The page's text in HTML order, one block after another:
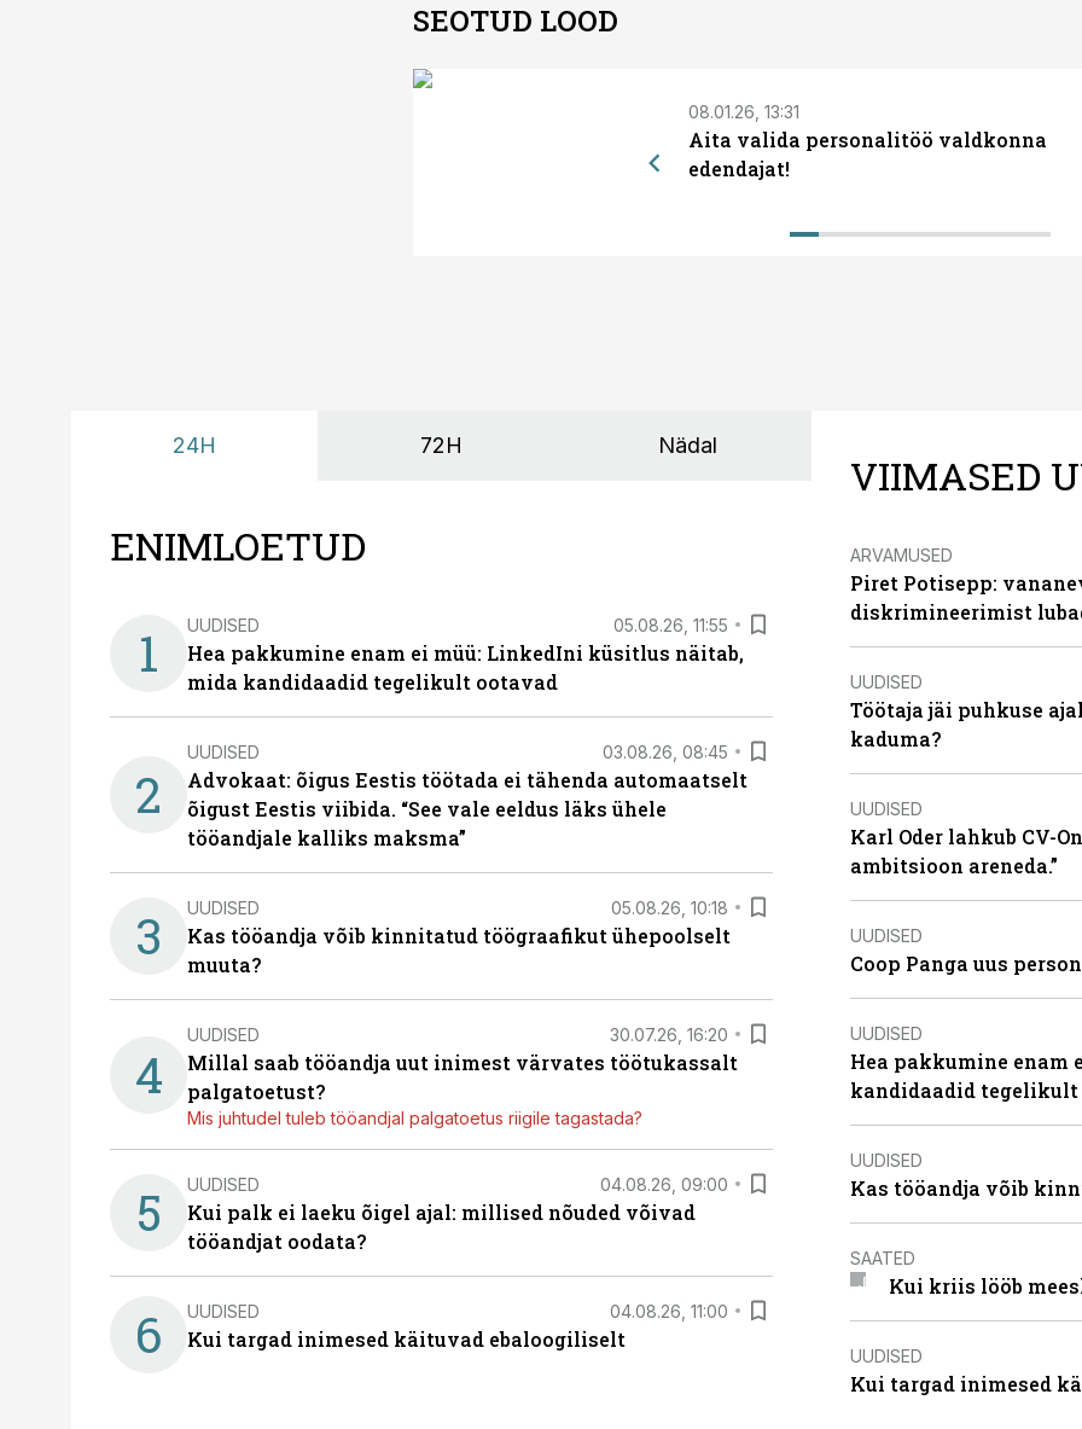
SEOTUD LOOD
08.01.26, 13:31
Aita valida personalitöö valdkonna
edendajat!
24H 72H Nädal
ENIMLOETUD
1 UUDISED 05.08.26, 11:55
Hea pakkumine enam ei müü: LinkedIni küsitlus näitab,
mida kandidaadid tegelikult ootavad
2
UUDISED 03.08.26, 08:45
Advokaat: õigus Eestis töötada ei tähenda automaatselt
õigust Eestis viibida. “See vale eeldus läks ühele
tööandjale kalliks maksma”
3 UUDISED 05.08.26, 10:18
Kas tööandja võib kinnitatud töögraafikut ühepoolselt
muuta?
4
UUDISED 30.07.26, 16:20
Millal saab tööandja uut inimest värvates töötukassalt
palgatoetust?
Mis juhtudel tuleb tööandjal palgatoetus riigile tagastada?
5 UUDISED 04.08.26, 09:00
Kui palk ei laeku õigel ajal: millised nõuded võivad
tööandjat oodata?
6 UUDISED 04.08.26, 11:00
Kui targad inimesed käituvad ebaloogiliselt
VIIMASED
ARVAMUSED
Piret Potisepp:
diskrimineerimist
UUDISED
Töötaja jäi puhkuse
kaduma?
UUDISED
Karl Oder lahkub CV-
ambitsioon areneda.”
UUDISED
Coop Panga uus
UUDISED
Hea pakkumine enam
kandidaadid tegelikult
UUDISED
Kas tööandja võib
SAATED
Kui kriis lööb
UUDISED
Kui targad inimesed